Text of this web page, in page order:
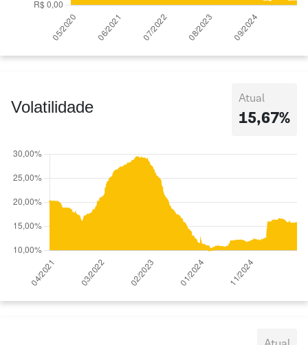
Volatilidade Atual
15,67%